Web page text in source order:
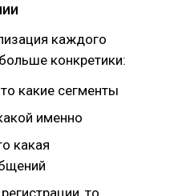
каждого
конкретики:
какие сегменты
именно
какая
то